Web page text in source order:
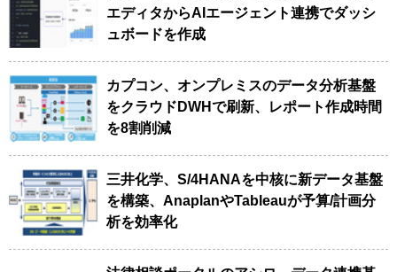
エディタからAIエージェント連携でダッシ
ュボードを作成
カプコン、オンプレミスのデータ分析基盤
をクラウドDWHで刷新、レポート作成時間
を8割削減
三井化学、S/4HANAを中核に新データ基盤
を構築、AnaplanやTableauが予算/計画分
析を効率化